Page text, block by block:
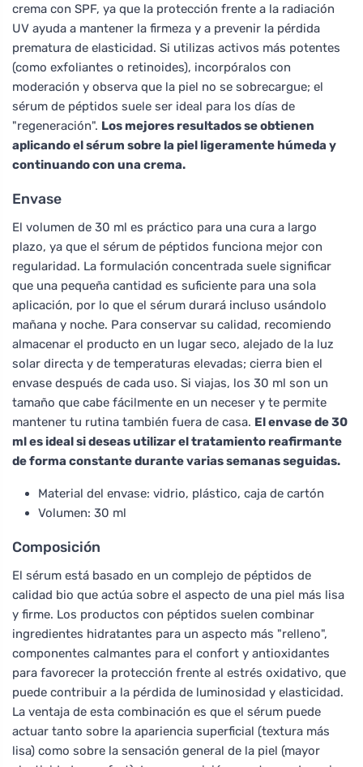
crema con SPF, ya que la protección frente a la radiación
UV ayuda a mantener la firmeza y a prevenir la pérdida
prematura de elasticidad. Si utilizas activos más potentes
(como exfoliantes o retinoides), incorpóralos con
moderación y observa que la piel no se sobrecargue; el
sérum de péptidos suele ser ideal para los días de
"regeneración". Los mejores resultados se obtienen
aplicando el sérum sobre la piel ligeramente húmeda y
continuando con una crema.
Envase
El volumen de 30 ml es práctico para una cura a largo
plazo, ya que el sérum de péptidos funciona mejor con
regularidad. La formulación concentrada suele significar
que una pequeña cantidad es suficiente para una sola
aplicación, por lo que el sérum durará incluso usándolo
mañana y noche. Para conservar su calidad, recomiendo
almacenar el producto en un lugar seco, alejado de la luz
solar directa y de temperaturas elevadas; cierra bien el
envase después de cada uso. Si viajas, los 30 ml son un
tamaño que cabe fácilmente en un neceser y te permite
mantener tu rutina también fuera de casa. El envase de 30
ml es ideal si deseas utilizar el tratamiento reafirmante
de forma constante durante varias semanas seguidas.
Material del envase: vidrio, plástico, caja de cartón
Volumen: 30 ml
Composición
El sérum está basado en un complejo de péptidos de
calidad bio que actúa sobre el aspecto de una piel más lisa
y firme. Los productos con péptidos suelen combinar
ingredientes hidratantes para un aspecto más "relleno",
componentes calmantes para el confort y antioxidantes
para favorecer la protección frente al estrés oxidativo, que
puede contribuir a la pérdida de luminosidad y elasticidad.
La ventaja de esta combinación es que el sérum puede
actuar tanto sobre la apariencia superficial (textura más
lisa) como sobre la sensación general de la piel (mayor